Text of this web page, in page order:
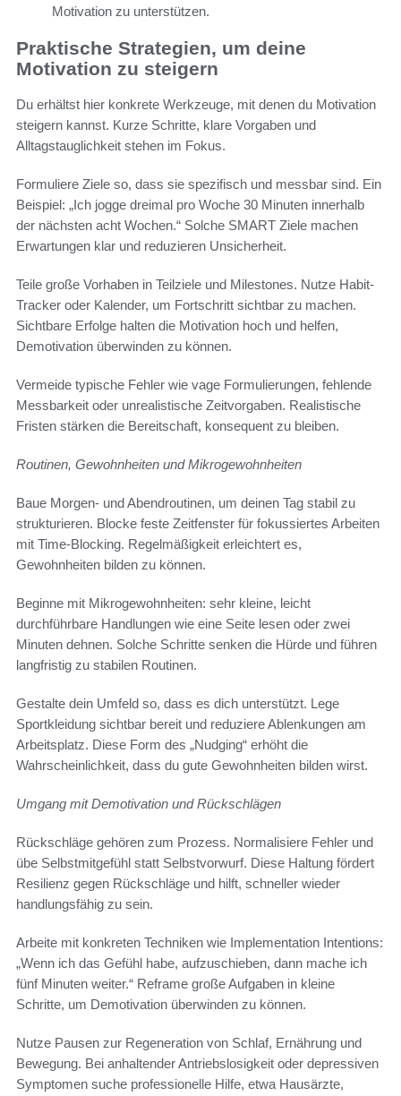
Motivation zu unterstützen.
Praktische Strategien, um deine
Motivation zu steigern
Du erhältst hier konkrete Werkzeuge, mit denen du Motivation
steigern kannst. Kurze Schritte, klare Vorgaben und
Alltagstauglichkeit stehen im Fokus.
Formuliere Ziele so, dass sie spezifisch und messbar sind. Ein
Beispiel: „Ich jogge dreimal pro Woche 30 Minuten innerhalb
der nächsten acht Wochen.“ Solche SMART Ziele machen
Erwartungen klar und reduzieren Unsicherheit.
Teile große Vorhaben in Teilziele und Milestones. Nutze Habit-
Tracker oder Kalender, um Fortschritt sichtbar zu machen.
Sichtbare Erfolge halten die Motivation hoch und helfen,
Demotivation überwinden zu können.
Vermeide typische Fehler wie vage Formulierungen, fehlende
Messbarkeit oder unrealistische Zeitvorgaben. Realistische
Fristen stärken die Bereitschaft, konsequent zu bleiben.
Routinen, Gewohnheiten und Mikrogewohnheiten
Baue Morgen- und Abendroutinen, um deinen Tag stabil zu
strukturieren. Blocke feste Zeitfenster für fokussiertes Arbeiten
mit Time‑Blocking. Regelmäßigkeit erleichtert es,
Gewohnheiten bilden zu können.
Beginne mit Mikrogewohnheiten: sehr kleine, leicht
durchführbare Handlungen wie eine Seite lesen oder zwei
Minuten dehnen. Solche Schritte senken die Hürde und führen
langfristig zu stabilen Routinen.
Gestalte dein Umfeld so, dass es dich unterstützt. Lege
Sportkleidung sichtbar bereit und reduziere Ablenkungen am
Arbeitsplatz. Diese Form des „Nudging“ erhöht die
Wahrscheinlichkeit, dass du gute Gewohnheiten bilden wirst.
Umgang mit Demotivation und Rückschlägen
Rückschläge gehören zum Prozess. Normalisiere Fehler und
übe Selbstmitgefühl statt Selbstvorwurf. Diese Haltung fördert
Resilienz gegen Rückschläge und hilft, schneller wieder
handlungsfähig zu sein.
Arbeite mit konkreten Techniken wie Implementation Intentions:
„Wenn ich das Gefühl habe, aufzuschieben, dann mache ich
fünf Minuten weiter.“ Reframe große Aufgaben in kleine
Schritte, um Demotivation überwinden zu können.
Nutze Pausen zur Regeneration von Schlaf, Ernährung und
Bewegung. Bei anhaltender Antriebslosigkeit oder depressiven
Symptomen suche professionelle Hilfe, etwa Hausärzte,